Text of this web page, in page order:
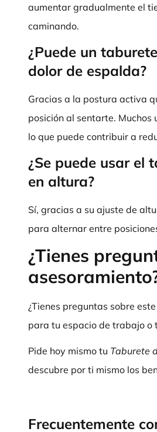
aumentar gradualmente el
caminando.
¿Puede un
dolor de espalda?
Gracias a la postura activa
posición al sentarte. Muchos
lo que puede contribuir a
¿Se puede usar el
en altura?
Sí, gracias a su ajuste de
para alternar entre
¿Tienes
¿Tienes preguntas sobre
para tu espacio de trabajo o
Pide hoy mismo tu Taburete
descubre por ti mismo los
Frecuentemente